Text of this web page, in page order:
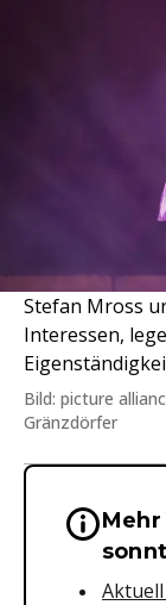
Stefan Mross
Interessen,
Bild: picture
Gränzdörfer